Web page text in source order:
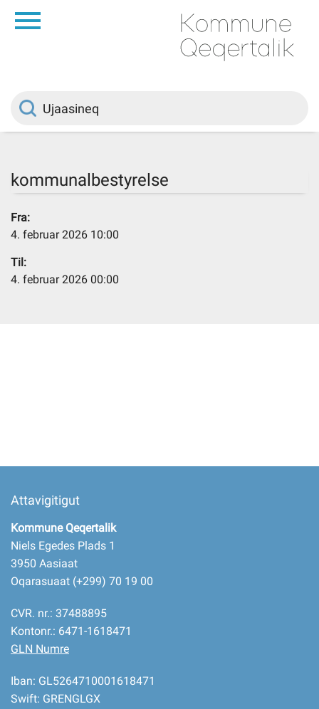
Innuttaasunut
Ileqqoreqqusat
kommunalbestyrelse
Fra:
4. februar 2026 10:00
Til:
4. februar 2026 00:00
Attavigitigut
Kommune Qeqertalik
Niels Egedes Plads 1
3950 Aasiaat
Oqarasuaat (+299) 70 19 00
CVR. nr.: 37488895
Kontonr.: 6471-1618471
GLN Numre
Iban: GL5264710001618471
Swift: GRENGLGX